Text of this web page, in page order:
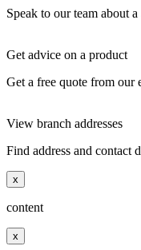
Speak to our team about
Get advice on a product
Get a free quote from our
View branch addresses
Find address and contact
x
content
x